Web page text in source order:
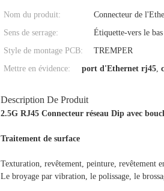
Nom du produit: Connecteur de
Sens de serrage:
Étiquette-vers le bas
Style de montage PCB:
TREMPER
Mettre en évidence:
port d'Ethernet rj45,
Description De Produit
2.5G RJ45 Connecteur réseau Dip avec
Traitement de surface
Texturation, revêtement, peinture, revêtement
Le broyage par vibration, le polissage, le